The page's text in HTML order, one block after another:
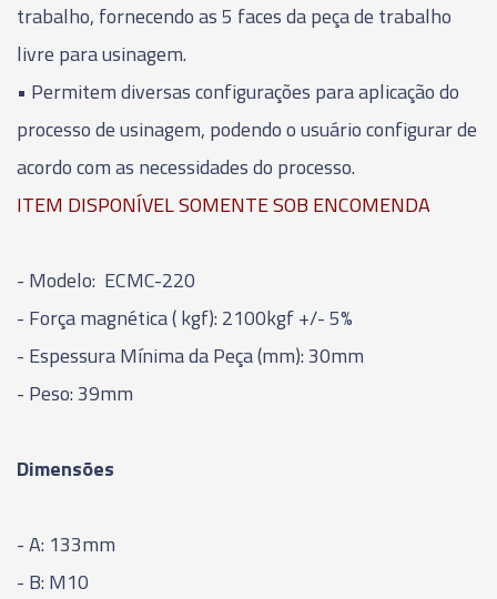
trabalho, fornecendo as 5 faces da peça de trabalho
livre para usinagem.
• Permitem diversas configurações para aplicação do
processo de usinagem, podendo o usuário configurar de
acordo com as necessidades do processo.
ITEM DISPONÍVEL SOMENTE SOB ENCOMENDA
- Modelo: ECMC-220
- Força magnética ( kgf): 2100kgf +/- 5%
- Espessura Mínima da Peça (mm): 30mm
- Peso: 39mm
Dimensões
- A: 133mm
- B: M10